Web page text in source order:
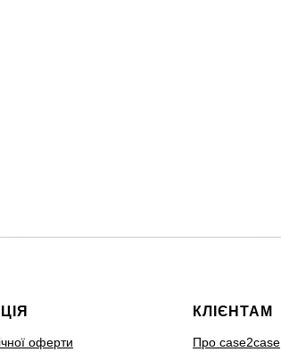
оферти
КЛІЄНТАМ
Про case2case